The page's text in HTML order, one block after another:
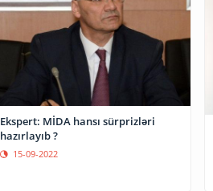
Ekspert: MİDA hansı sürprizləri
hazırlayıb ?
15-09-2022